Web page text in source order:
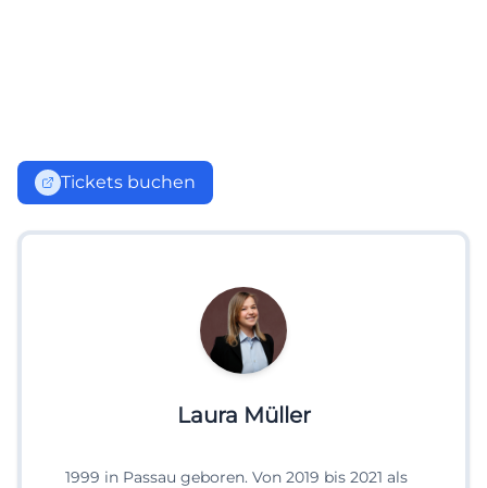
Tickets buchen
Laura Müller
1999 in Passau geboren. Von 2019 bis 2021 als